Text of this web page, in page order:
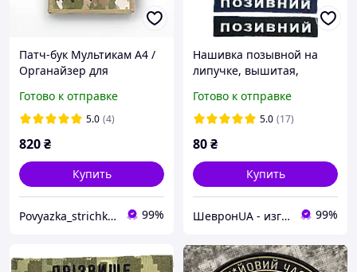
Патч-бук Мультикам A4 /
Органайзер для
Велкро.
Готово к отправке
5.0 (4)
820₴
Купить
Povyazka_strichka_shop 99%
Нашивка позывной на
липучке, вышитая,
12.5×2.5см, (пиксель,
мультикам, хищник,
синий)
Готово к отправке
5.0 (17)
80₴
Купить
ШевронUA - изготовление и продажа милитарной символики: погон, шевронов, нашивок. 99%